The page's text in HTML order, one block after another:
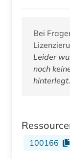
Bei
Leider
noch
hinterlegt.
100166